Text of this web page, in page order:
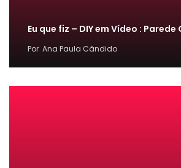
Eu que fiz – DIY em Vídeo :
Por Ana Paula Cândido